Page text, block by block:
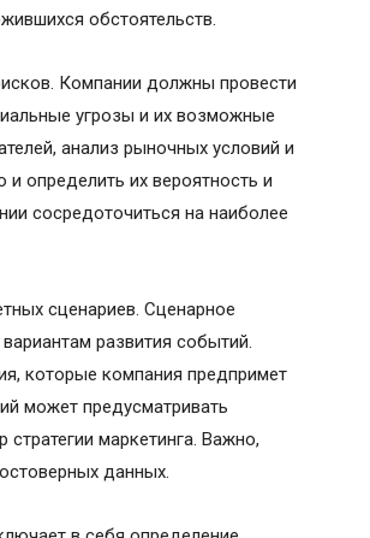
обстоятельств.
Компании должны провести
угрозы и их возможные
анализ рыночных условий и
определить их вероятность и
сосредоточиться на наиболее
сценариев. Сценарное
развития событий.
которые компания предпримет
может предусматривать
маркетинга. Важно,
данных.